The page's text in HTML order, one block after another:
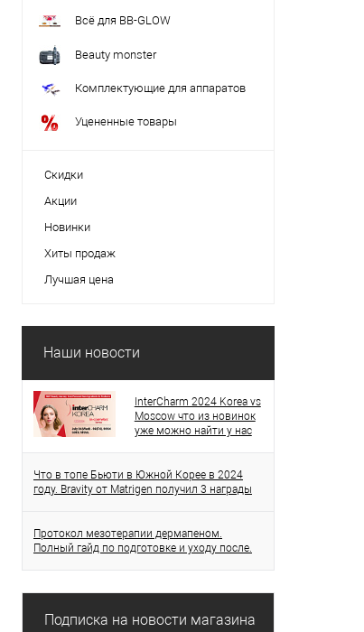
Всё для BB-GLOW
Beauty monster
Комплектующие для аппаратов
Уцененные товары
Скидки
Акции
Новинки
Хиты продаж
Лучшая цена
Наши новости
InterCharm 2024 Korea vs
Moscow что из новинок
уже можно найти у нас
Что в топе Бьюти в Южной Корее в 2024
году. Bravity от Matrigen получил 3 награды
Протокол мезотерапии дермапеном.
Полный гайд по подготовке и уходу после.
Подписка на новости магазина